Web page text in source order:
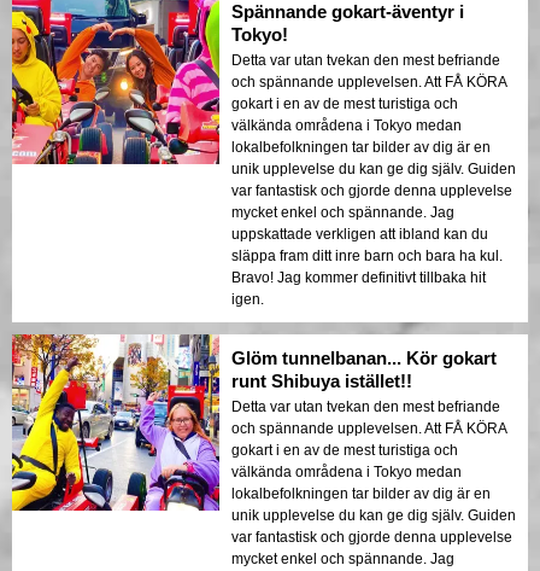
Spännande gokart-äventyr i
Tokyo!
Detta var utan tvekan den mest befriande
och spännande upplevelsen. Att FÅ KÖRA
gokart i en av de mest turistiga och
välkända områdena i Tokyo medan
lokalbefolkningen tar bilder av dig är en
unik upplevelse du kan ge dig själv. Guiden
var fantastisk och gjorde denna upplevelse
mycket enkel och spännande. Jag
uppskattade verkligen att ibland kan du
släppa fram ditt inre barn och bara ha kul.
Bravo! Jag kommer definitivt tillbaka hit
igen.
Glöm tunnelbanan... Kör gokart
runt Shibuya istället!!
Detta var utan tvekan den mest befriande
och spännande upplevelsen. Att FÅ KÖRA
gokart i en av de mest turistiga och
välkända områdena i Tokyo medan
lokalbefolkningen tar bilder av dig är en
unik upplevelse du kan ge dig själv. Guiden
var fantastisk och gjorde denna upplevelse
mycket enkel och spännande. Jag